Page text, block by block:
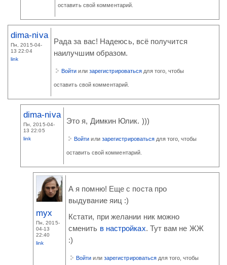
оставить свой комментарий.
dima-niva
Пн, 2015-04-
13 22:04
link
Рада за вас! Надеюсь, всё получится
наилучшим образом.
Войти или зарегистрироваться для того, чтобы
оставить свой комментарий.
dima-niva
Пн, 2015-04-
13 22:05
link
Это я, Димкин Юлик. )))
Войти или зарегистрироваться для того, чтобы
оставить свой комментарий.
myx
Пн, 2015-
04-13
22:40
link
А я помню! Еще с поста про
выдувание яиц :)
Кстати, при желании ник можно
сменить в настройках. Тут вам не ЖЖ
:)
Войти или зарегистрироваться для того, чтобы